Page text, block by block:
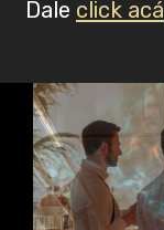
Dale click acá